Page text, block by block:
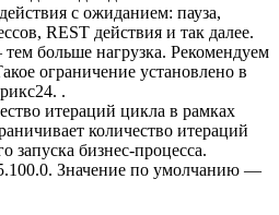
с ожиданием: пауза,
REST действия и так далее.
больше нагрузка. Рекомендуем
ограничение установлено в
.
итераций цикла в рамках
количество итераций
запуска бизнес-процесса.
Значение по умолчанию —